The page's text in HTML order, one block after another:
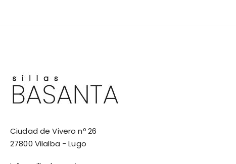
Ciudad de Vivero nº 26
27800 Vilalba - Lugo